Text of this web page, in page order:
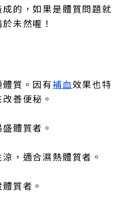
的，如果是體質問題就
未然喔！
質。因有補血效果也特
善便秘。
體質者。
，適合濕熱體質者。
質者。